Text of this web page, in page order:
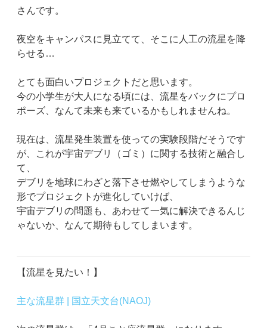
さんです。
夜空をキャンパスに見立てて、そこに人工の流星を降
らせる…
とても面白いプロジェクトだと思います。
今の小学生が大人になる頃には、流星をバックにプロ
ポーズ、なんて未来も来ているかもしれませんね。
現在は、流星発生装置を使っての実験段階だそうです
が、これが宇宙デブリ（ゴミ）に関する技術と融合し
て、
デブリを地球にわざと落下させ燃やしてしまうような
形でプロジェクトが進化していけば、
宇宙デブリの問題も、あわせて一気に解決できるんじ
ゃないか、なんて期待もしてしまいます。
【流星を見たい！】
主な流星群 | 国立天文台(NAOJ)